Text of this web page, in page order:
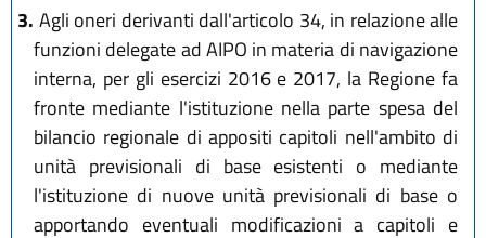
3. Agli oneri derivanti dall'articolo 34, in relazione alle
funzioni delegate ad AIPO in materia di navigazione
interna, per gli esercizi 2016 e 2017, la Regione fa
fronte mediante l'istituzione nella parte spesa del
bilancio regionale di appositi capitoli nell'ambito di
unità previsionali di base esistenti o mediante
l'istituzione di nuove unità previsionali di base o
apportando eventuali modificazioni a capitoli e